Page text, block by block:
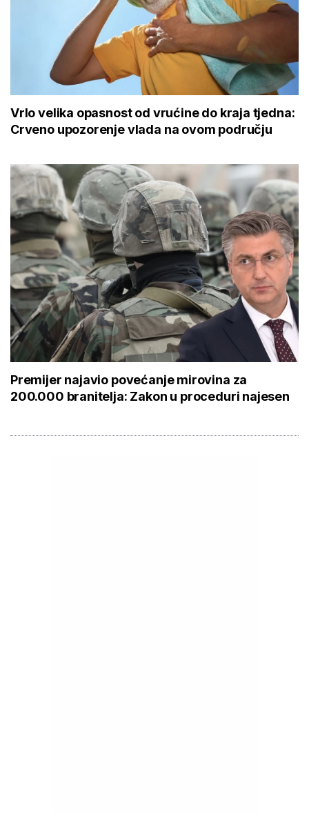
Vrlo velika opasnost od vrućine do kraja tjedna:
Crveno upozorenje vlada na ovom području
Premijer najavio povećanje mirovina za
200.000 branitelja: Zakon u proceduri najesen